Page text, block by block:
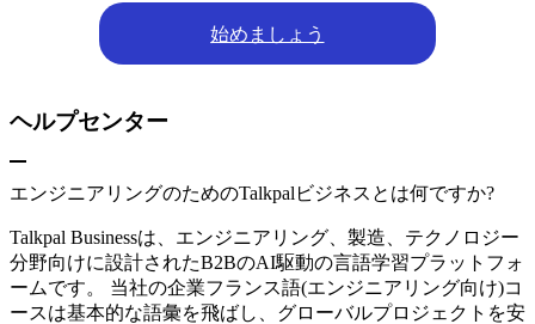
始めましょう
ヘルプセンター
エンジニアリングのためのTalkpalビジネスとは何ですか?
Talkpal Businessは、エンジニアリング、製造、テクノロジー
分野向けに設計されたB2BのAI駆動の言語学習プラットフォ
ームです。 当社の企業フランス語(エンジニアリング向け)コ
ースは基本的な語彙を飛ばし、グローバルプロジェクトを安